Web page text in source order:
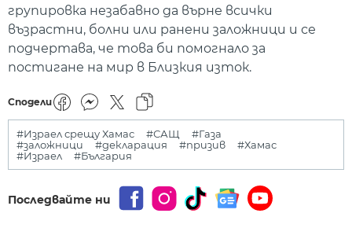
групировка незабавно да върне всички
възрастни, болни или ранени заложници и се
подчертава, че това би помогнало за
постигане на мир в Близкия изток.
Сподели
#Израел срещу Хамас #САЩ
#Газа
#заложници
#декларация #призив
#Хамас
#Израел
#България
Последвайте ни